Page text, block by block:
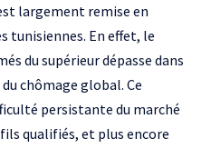
largement remise en
tunisiennes. En effet, le
du supérieur dépasse dans
chômage global. Ce
persistante du marché
qualifiés, et plus encore